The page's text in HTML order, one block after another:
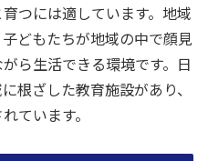
つには適しています。地域
どもたちが地域の中で顔見
ら生活できる環境です。日
根ざした教育施設があり、
ています。